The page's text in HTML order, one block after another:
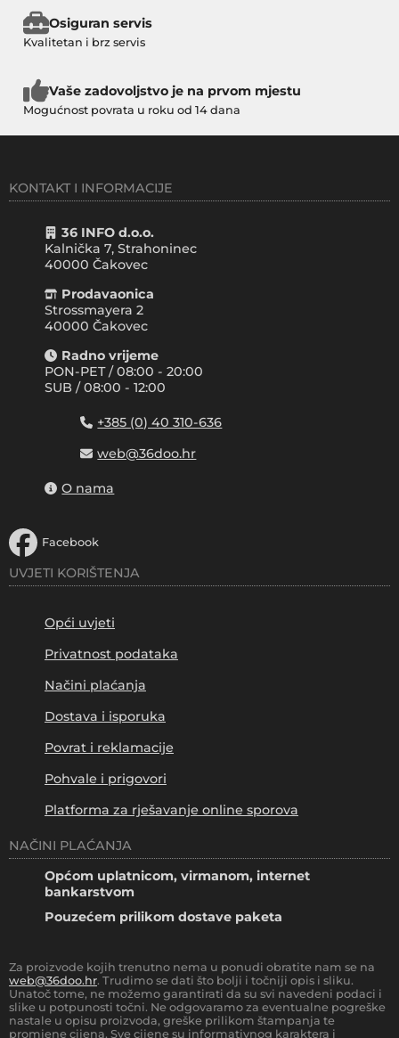
Osiguran servis
Kvalitetan i brz servis
Vaše zadovoljstvo je na prvom mjestu
Mogućnost povrata u roku od 14 dana
KONTAKT I INFORMACIJE
36 INFO d.o.o.
Kalnička 7, Strahoninec
40000 Čakovec
Prodavaonica
Strossmayera 2
40000 Čakovec
Radno vrijeme
PON-PET / 08:00 - 20:00
SUB / 08:00 - 12:00
+385 (0) 40 310-636
web@36doo.hr
O nama
Facebook
UVJETI KORIŠTENJA
Opći uvjeti
Privatnost podataka
Načini plaćanja
Dostava i isporuka
Povrat i reklamacije
Pohvale i prigovori
Platforma za rješavanje online sporova
NAČINI PLAĆANJA
Općom uplatnicom, virmanom, internet
bankarstvom
Pouzećem prilikom dostave paketa
Za proizvode kojih trenutno nema u ponudi obratite nam se na
web@36doo.hr. Trudimo se dati što bolji i točniji opis i sliku.
Unatoč tome, ne možemo garantirati da su svi navedeni podaci i
slike u potpunosti točni. Ne odgovaramo za eventualne pogreške
nastale u opisu proizvoda, greške prilikom štampanja te
promjene cijena. Sve cijene su informativnog karaktera i